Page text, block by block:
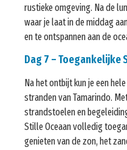
rustieke omgeving. Na de
waar je laat in de middag
en te ontspannen aan de
Dag 7 – Toegankelijke
Na het ontbijt kun je een
stranden van Tamarindo.
strandstoelen en
Stille Oceaan volledig
genieten van de zon, het